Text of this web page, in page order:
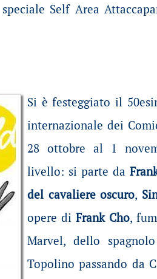
Self Area
Si è festeggiato il
internazionale dei
28 ottobre al 1
livello: si parte da
del cavaliere oscuro,
opere diFrank Cho,
Marvel, dello
Topolino passando da